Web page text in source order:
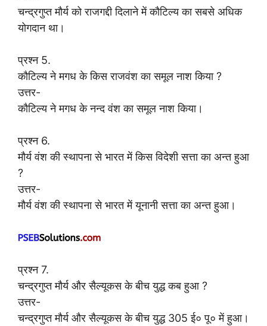
चन्द्रगुप्त मौर्य को राजगद्दी दिलाने में कौटिल्य का सबसे अधिक
योगदान था।
प्रश्न 5.
कौटिल्य ने मगध के किस राजवंश का समूल नाश किया ?
उत्तर-
कौटिल्य ने मगध के नन्द वंश का समूल नाश किया।
प्रश्न 6.
मौर्य वंश की स्थापना से भारत में किस विदेशी सत्ता का अन्त हुआ
?
उत्तर-
मौर्य वंश की स्थापना से भारत में यूनानी सत्ता का अन्त हुआ।
प्रश्न 7.
चन्द्रगुप्त मौर्य और सैल्यूकस के बीच युद्ध कब हुआ ?
उत्तर-
चन्द्रगुप्त मौर्य और सैल्यूकस के बीच युद्ध 305 ई० पू० में हुआ।